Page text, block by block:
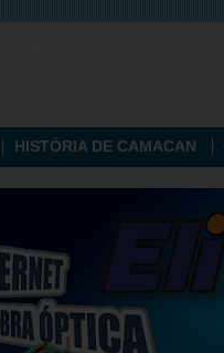
HISTÓRIA DE CAMACAN